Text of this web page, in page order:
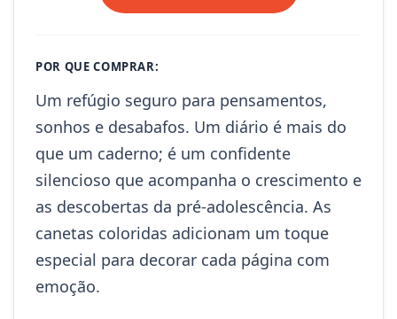
POR QUE COMPRAR:
Um refúgio seguro para pensamentos,
sonhos e desabafos. Um diário é mais do
que um caderno; é um confidente
silencioso que acompanha o crescimento e
as descobertas da pré-adolescência. As
canetas coloridas adicionam um toque
especial para decorar cada página com
emoção.